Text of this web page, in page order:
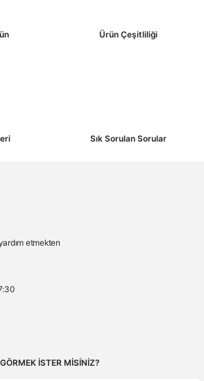
Ürün Çeşitliliği
Sık Sorulan Sorular
etmekten
İSTER MİSİNİZ?